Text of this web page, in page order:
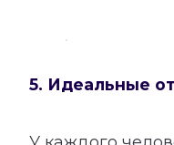
5. Идеальные